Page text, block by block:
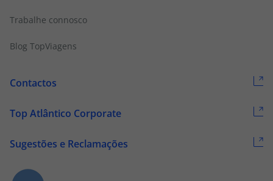
Trabalhe connosco
Blog TopViagens
Contactos
Top Atlântico Corporate
Sugestões e Reclamações